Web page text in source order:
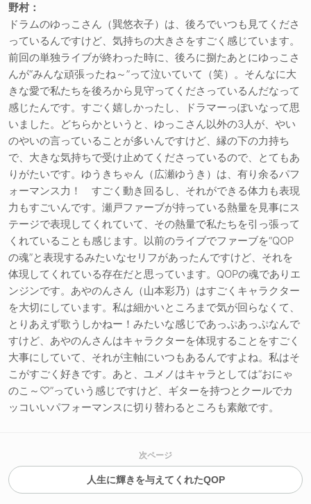
野村：
ドラムのゆっこさん（巽悠衣子）は、後ろでいつも見てくださ
っているんですけど、気持ちの大きさをすごく感じています。
前回の単独ライブが終わった時に、後ろに捌たあとにゆっこさ
んが“みんな頑張ったね～”って泣いていて（笑）。そんなに大
きな愛で私たちを後ろから見守ってくださっているんだなって
感じたんです。すごく嬉しかったし、ドラマーっぽいなって思
いました。どちらかというと、ゆっこさん以外の3人が、やい
のやいの言っていることが多いんですけど、縁の下の力持ち
で、大きな気持ちで受け止めてくださっているので、とてもあ
りがたいです。ゆうきちゃん（広瀬ゆうき）は、有り余るパフ
ォーマンス力！ すごく動き回るし、それができる体力も表現
力もすごいんです。瀬戸ファーブが持っている熱量を見事にス
テージで表現してくれていて、その熱量で私たちを引っ張って
くれていることも感じます。以前のライブでファーブを“QOP
の魂”と表現するみたいなセリフがあったんですけど、それを
体現してくれている存在だと思っています。QOPの魂でありエ
ンジンです。あやのんさん（山本彩乃）はすごくキャラクター
を大切にしています。私は細かいところまで気が回らなくて、
とりあえず歌うしかねー！みたいな感じであっぷあっぷなんで
すけど、あやのんさんはキャラクターを体現することをすごく
大事にしていて、それが主軸にいつもあるんですよね。私はそ
こがすごく好きです。あと、ユメノはキャラとしては“おにゃ
のこ～♡”っていう感じですけど、ギターを持つとクールでカ
ッコいいパフォーマンスに切り替わるところも素敵です。
次ページ
人生に輝きを与えてくれたQOP